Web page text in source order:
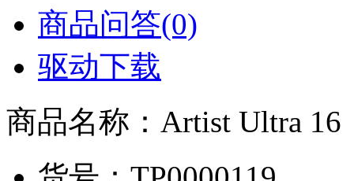
商品问答(0)
驱动下载
商品名称： Artist Ultra